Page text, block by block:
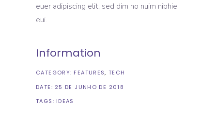
euer adipiscing elit, sed dim no nuim nibhie
eui.
Information
CATEGORY: FEATURES TECH
DATE: 25 DE JUNHO DE 2018
TAGS: IDEAS